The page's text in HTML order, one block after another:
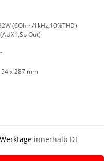
(6Ohm/1kHz,10%THD)
Out)
x 287 mm
innerhalb DE